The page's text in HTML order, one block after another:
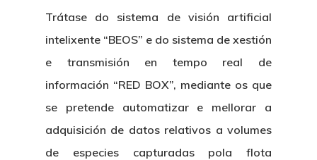
Trátase do sistema de visión artificial
intelixente “BEOS” e do sistema de xestión
e transmisión en tempo real de
información “RED BOX”, mediante os que
se pretende automatizar e mellorar a
adquisición de datos relativos a volumes
de especies capturadas pola flota